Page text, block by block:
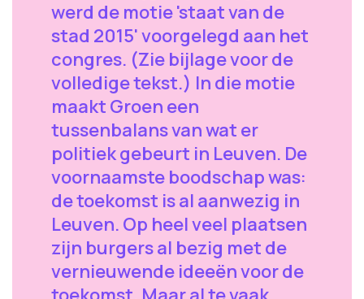
werd de motie 'staat van de
stad 2015' voorgelegd aan het
congres. (Zie bijlage voor de
volledige tekst.) In die motie
maakt Groen een
tussenbalans van wat er
politiek gebeurt in Leuven. De
voornaamste boodschap was:
de toekomst is al aanwezig in
Leuven. Op heel veel plaatsen
zijn burgers al bezig met de
vernieuwende ideeën voor de